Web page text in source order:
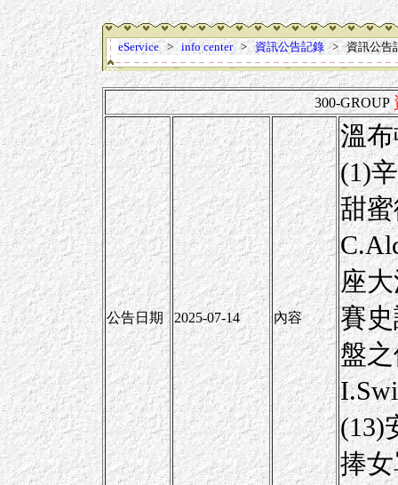
eService> info center>資訊公告記錄 > 資訊公告
300-GROUP
公告日期 2025-07-14 內容
溫
(1)
甜
座
賽
盤
(13)
捧